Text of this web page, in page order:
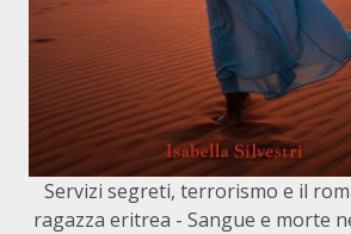
Servizi segreti, terrorismo e il
ragazza eritrea - Sangue e morte